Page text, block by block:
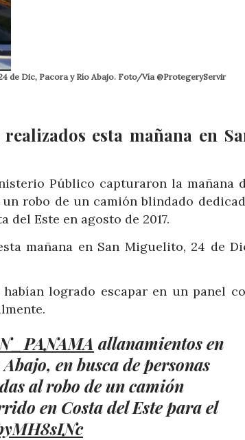
de Dic, Pacora y Río Abajo. Foto/Vía @ProtegeryServir
esta mañana en
Público capturaron la mañana
robo de un camión blindado
Este en agosto de 2017.
mañana en San Miguelito, 24 de
logrado escapar en un panel
allanamientos en
en busca de personas
al robo de un camión
en Costa del Este para el